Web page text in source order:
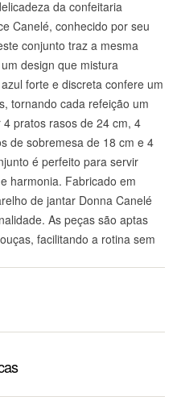
da confeitaria
Canelé, conhecido por seu
conjunto traz a mesma
design que mistura
forte e discreta confere um
tornando cada refeição um
pratos rasos de 24 cm, 4
de sobremesa de 18 cm e 4
é perfeito para servir
harmonia. Fabricado em
de jantar Donna Canelé
As peças são aptas
facilitando a rotina sem